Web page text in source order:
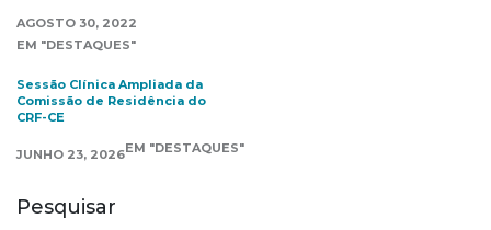
AGOSTO 30, 2022
EM "DESTAQUES"
Sessão Clínica Ampliada da
Comissão de Residência do
CRF-CE
JUNHO 23, 2026EM "DESTAQUES"
Pesquisar